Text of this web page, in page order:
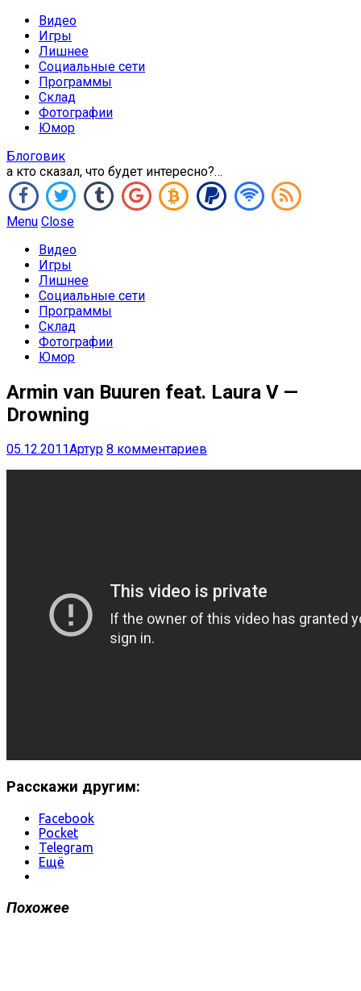
Видео
Игры
Лишнее
Социальные сети
Программы
Склад
Фотографии
Юмор
Блоговик
а кто сказал, что будет интересно?…
Menu Close
Видео
Игры
Лишнее
Социальные сети
Программы
Склад
Фотографии
Юмор
Armin van Buuren feat. Laura V —
Drowning
05.12.2011Артур 8 комментариев
Расскажи другим:
Facebook
Pocket
Telegram
Ещё
Похожее